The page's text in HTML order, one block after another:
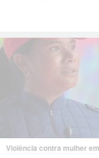
Violência contra mulher